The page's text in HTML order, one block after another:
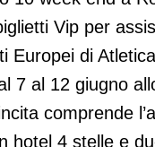
Vip per
Europei di
7 al 12 giugno
comprende
hotel 4 stelle e